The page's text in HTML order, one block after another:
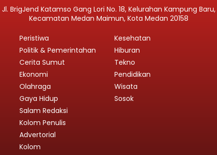
Jl. BrigJend Katamso Gang Lori No. 18, Kelurahan Kampung Baru,
Kecamatan Medan Maimun, Kota Medan 20158
Peristiwa
Politik & Pemerintahan
Cerita Sumut
Ekonomi
Olahraga
Gaya Hidup
Kesehatan
Hiburan
Tekno
Pendidikan
Wisata
Sosok
Salam Redaksi
Kolom Penulis
Advertorial
Kolom